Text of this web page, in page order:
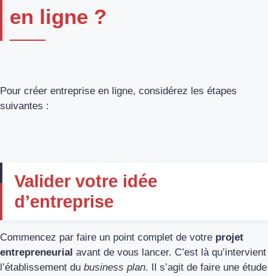
en ligne ?
Pour créer entreprise en ligne, considérez les étapes
suivantes :
Valider votre idée
d’entreprise
Commencez par faire un point complet de votre projet
entrepreneurial avant de vous lancer. C’est là qu’intervient
l’établissement du business plan. Il s’agit de faire une étude